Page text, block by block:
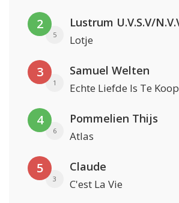
2
5 Lotje
3
1
Samuel Welten
Echte Liefde Is Te Koop
4
6
Pommelien Thijs
Atlas
5
3
Claude
C'est La Vie